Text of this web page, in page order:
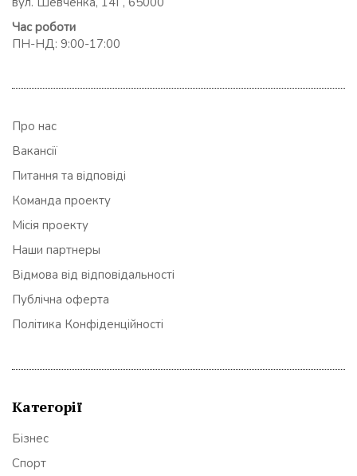
Час роботи
ПН-НД: 9:00-17:00
Про нас
Вакансії
Питання та відповіді
Команда проекту
Місія проекту
Наши партнеры
Відмова від відповідальності
Публічна оферта
Політика Конфіденційності
Категорії
Бізнес
Спорт